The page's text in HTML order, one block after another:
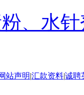
、水
站声明|汇款资料|诚聘